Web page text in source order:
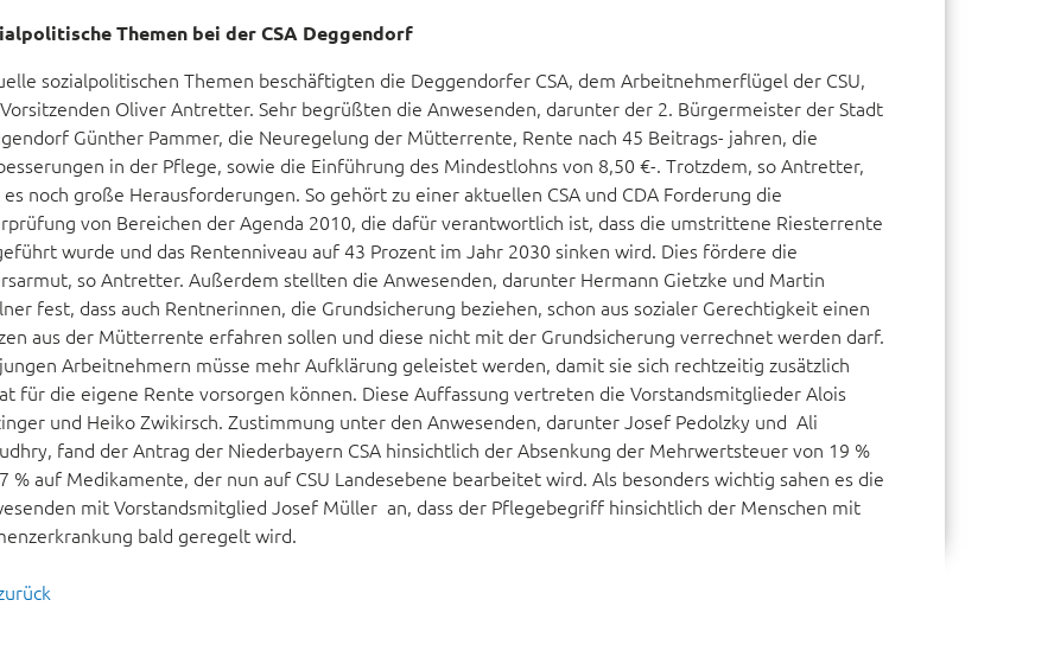
Themen bei der CSA Deggendorf
sozialpolitischen Themen beschäftigten die Deggendorfer CSA, dem Arbeitnehmerflügel der CSU,
Oliver Antretter. Sehr begrüßten die Anwesenden, darunter der 2. Bürgermeister der Stadt
Günther Pammer, die Neuregelung der Mütterrente, Rente nach 45 Beitrags- jahren, die
in der Pflege, sowie die Einführung des Mindestlohns von 8,50 €-. Trotzdem, so Antretter,
noch große Herausforderungen. So gehört zu einer aktuellen CSA und CDA Forderung die
von Bereichen der Agenda 2010, die dafür verantwortlich ist, dass die umstrittene Riesterrente
wurde und das Rentenniveau auf 43 Prozent im Jahr 2030 sinken wird. Dies fördere die
so Antretter. Außerdem stellten die Anwesenden, darunter Hermann Gietzke und Martin
fest, dass auch Rentnerinnen, die Grundsicherung beziehen, schon aus sozialer Gerechtigkeit einen
aus der Mütterrente erfahren sollen und diese nicht mit der Grundsicherung verrechnet werden darf.
Arbeitnehmern müsse mehr Aufklärung geleistet werden, damit sie sich rechtzeitig zusätzlich
für die eigene Rente vorsorgen können. Diese Auffassung vertreten die Vorstandsmitglieder Alois
und Heiko Zwikirsch. Zustimmung unter den Anwesenden, darunter Josef Pedolzky und Ali
fand der Antrag der Niederbayern CSA hinsichtlich der Absenkung der Mehrwertsteuer von 19 %
% auf Medikamente, der nun auf CSU Landesebene bearbeitet wird. Als besonders wichtig sahen es die
mit Vorstandsmitglied Josef Müller an, dass der Pflegebegriff hinsichtlich der Menschen mit
bald geregelt wird.